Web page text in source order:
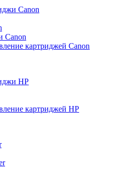
Canon
Canon
картриджей Canon
HP
картриджей HP